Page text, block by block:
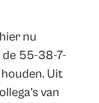
nu
de 55-38-7-
Uit
van